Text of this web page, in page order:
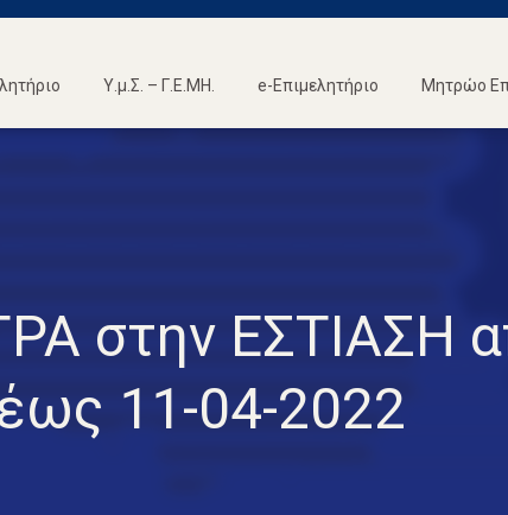
Υ.μ.Σ. – Γ.Ε.ΜΗ. e-Επιμελητήριο Μητρώο
στην ΕΣΤΙΑΣΗ
11-04-2022